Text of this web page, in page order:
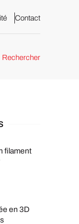
Contact
Rechercher
filament
en 3D